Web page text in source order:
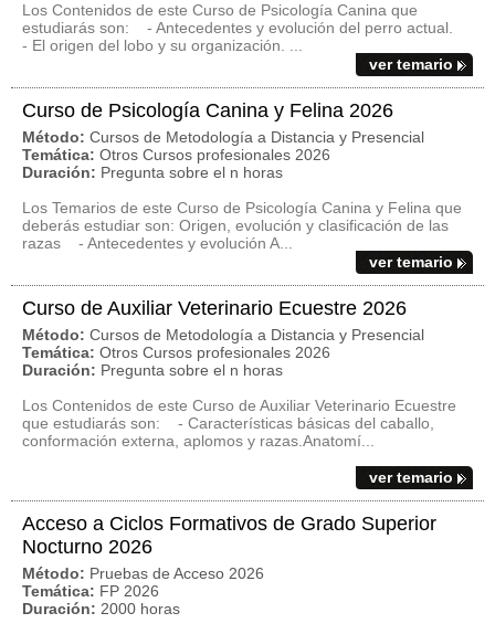
Los Contenidos de este Curso de Psicología Canina que
estudiarás son: - Antecedentes y evolución del perro actual.
- El origen del lobo y su organización. ...
ver temario
Curso de Psicología Canina y Felina 2026
Método: Cursos de Metodología a Distancia y Presencial
Temática: Otros Cursos profesionales 2026
Duración: Pregunta sobre el n horas
Los Temarios de este Curso de Psicología Canina y Felina que
deberás estudiar son: Origen, evolución y clasificación de las
razas - Antecedentes y evolución A...
ver temario
Curso de Auxiliar Veterinario Ecuestre 2026
Método: Cursos de Metodología a Distancia y Presencial
Temática: Otros Cursos profesionales 2026
Duración: Pregunta sobre el n horas
Los Contenidos de este Curso de Auxiliar Veterinario Ecuestre
que estudiarás son: - Características básicas del caballo,
conformación externa, aplomos y razas.Anatomí...
ver temario
Acceso a Ciclos Formativos de Grado Superior
Nocturno 2026
Método: Pruebas de Acceso 2026
Temática: FP 2026
Duración: 2000 horas